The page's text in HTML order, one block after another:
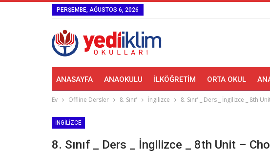
PERŞEMBE, AĞUSTOS 6, 2026
ANASAYFA ANAOKULU İLKÖĞRETIM ORTA OKUL
Ev Offline Dersler 8. Sınıf İngilizce 8. Sınıf _ Ders _ İngilizce _ 8th
İNGILIZCE
8. Sınıf _ Ders _ İngilizce _ 8th Unit –